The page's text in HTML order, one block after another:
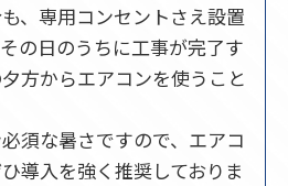
、専用コンセントさえ設置
の日のうちに工事が完了す
方からエアコンを使うこと
須な暑さですので、エアコ
導入を強く推奨しておりま